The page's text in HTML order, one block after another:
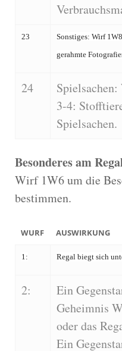
23
Sonstiges: Wirf
gerahmte
24
3-4:
Spielsachen.
Besonderes am
Wirf 1W6 um die
bestimmen.
WURF AUSWIRKUNG
1: Regal biegt sich
2:
Ein
Geheimnis
oder das
Ein